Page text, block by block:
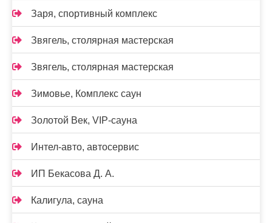
Заря, спортивный комплекс
Звягель, столярная мастерская
Звягель, столярная мастерская
Зимовье, Комплекс саун
Золотой Век, VIP-сауна
Интел-авто, автосервис
ИП Бекасова Д. А.
Калигула, сауна